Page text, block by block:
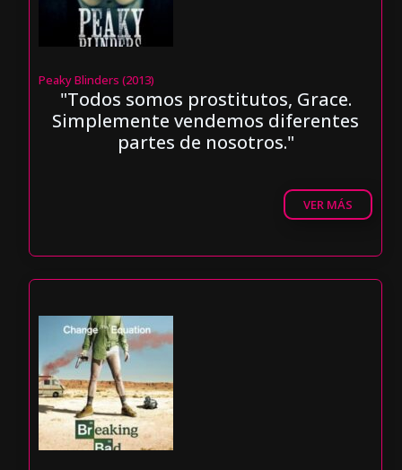
Peaky Blinders (2013)
"Todos somos prostitutos, Grace.
Simplemente vendemos diferentes
partes de nosotros."
VER MÁS